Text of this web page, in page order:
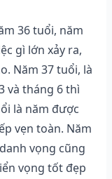
36 tuổi, năm
gì lớn xảy ra,
Năm 37 tuổi, là
và tháng 6 thì
là năm được
vẹn toàn. Năm
vọng cũng
vọng tốt đẹp